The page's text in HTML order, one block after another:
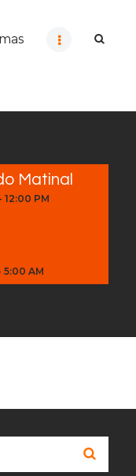
Matinal
-12:00 PM
5:00 AM